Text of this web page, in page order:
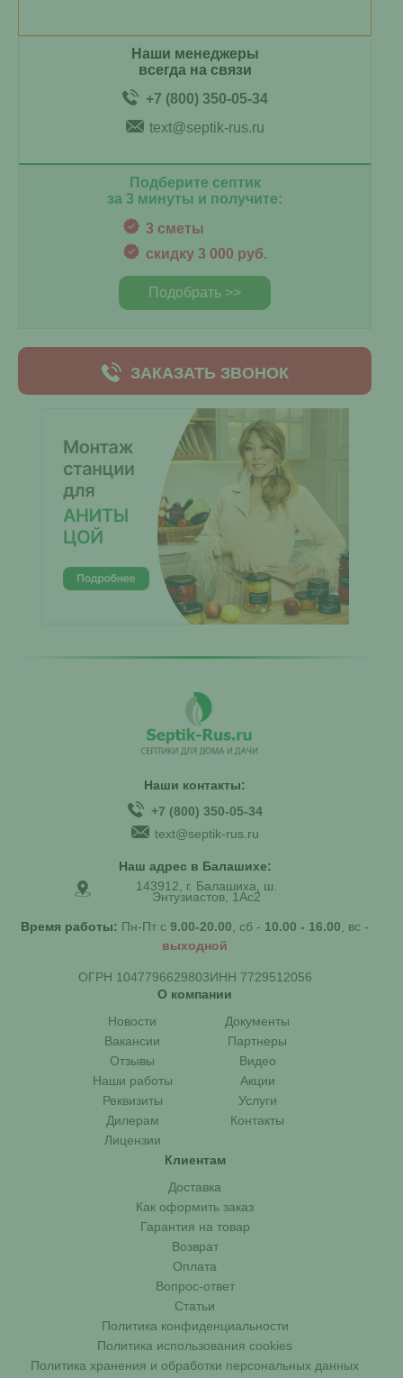
Наши менеджеры
всегда на связи
+7 (800) 350-05-34
text@septik-rus.ru
Подберите септик
за 3 минуты и получите:
3 сметы
скидку 3 000 руб.
Подобрать >>
ЗАКАЗАТЬ ЗВОНОК
Наши контакты:
+7 (800) 350-05-34
text@septik-rus.ru
Наш адрес в Балашихе:
143912, г. Балашиха, ш.
Энтузиастов, 1Ас2
Время работы: Пн-Пт с 9.00-20.00, сб - 10.00 - 16.00, вс -
выходной
ОГРН 1047796629803ИНН 7729512056
О компании
Новости
Документы
Вакансии
Партнеры
Отзывы
Видео
Наши работы
Акции
Реквизиты
Услуги
Дилерам
Контакты
Лицензии
Клиентам
Доставка
Как оформить заказ
Гарантия на товар
Возврат
Оплата
Вопрос-ответ
Статьи
Политика конфиденциальности
Политика использования cookies
Политика хранения и обработки персональных данных